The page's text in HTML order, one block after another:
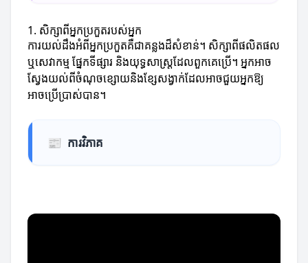
1. សិក្សាពីអ្នកប្រកួតរបស់អ្នក
ការយល់ដឹងអំពីអ្នកប្រកួតគឺជាគន្លងដ៏សំខាន់។ សិក្សាពីផលិតផល
ឬសេវាកម្ម ផ្នែកទីផ្សារ និងយុទ្ធសាស្ត្រដែលពួកគេប្រើ។ អ្នកអាច
ស្វែងយល់ពីចំណុចខ្សោយនិងខ្សែសង្វាក់ដែលអាចជួយអ្នកឱ្យ
អាចប្រើប្រាស់បាន។
📰 ការវិភាគ